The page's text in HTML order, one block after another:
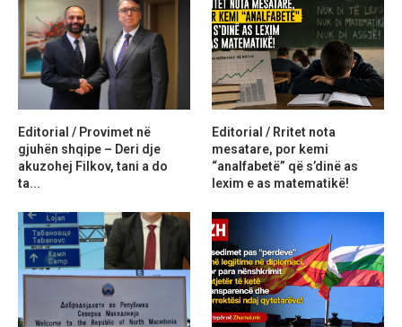
Editorial / Provimet në
gjuhën shqipe – Deri dje
akuzohej Filkov, tani a do
ta...
Editorial / Rritet nota
mesatare, por kemi
“analfabetë” që s’dinë as
lexim e as matematikë!